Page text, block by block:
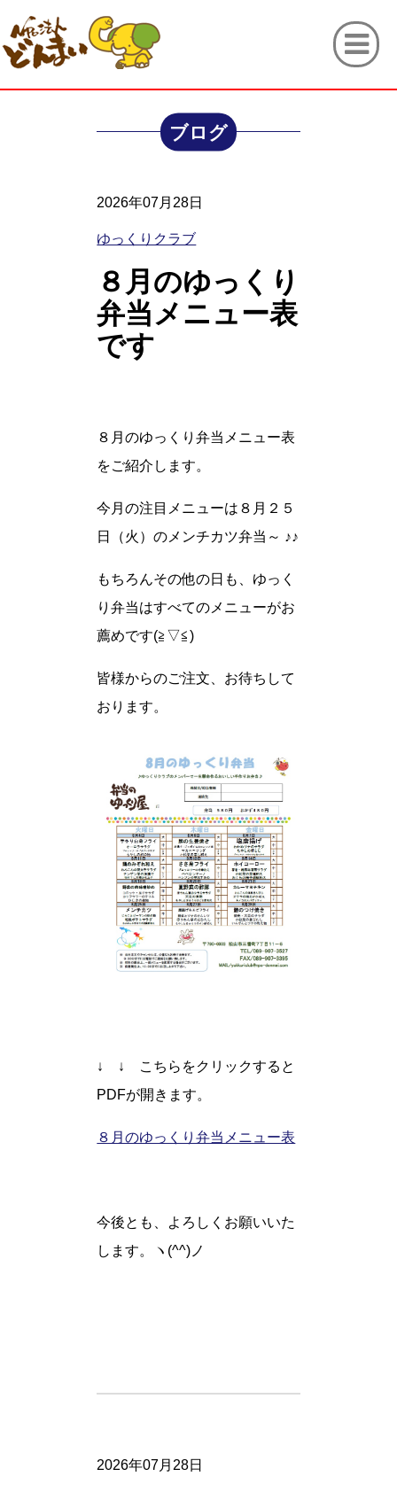
ブログ
2026年07月28日
ゆっくりクラブ
８月のゆっくり
弁当メニュー表
です
８月のゆっくり弁当メニュー表
をご紹介します。
今月の注目メニューは８月２５
日（火）のメンチカツ弁当～ ♪♪
もちろんその他の日も、ゆっく
り弁当はすべてのメニューがお
薦めです(≧▽≦)
皆様からのご注文、お待ちして
おります。
↓ ↓ こちらをクリックすると
PDFが開きます。
８月のゆっくり弁当メニュー表
今後とも、よろしくお願いいた
します。ヽ(^^)ノ
2026年07月28日